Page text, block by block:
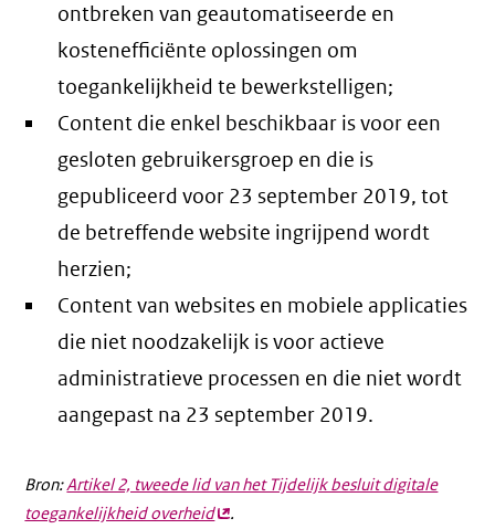
ontbreken van geautomatiseerde en
kostenefficiënte oplossingen om
toegankelijkheid te bewerkstelligen;
Content die enkel beschikbaar is voor een
gesloten gebruikersgroep en die is
gepubliceerd voor 23 september 2019, tot
de betreffende website ingrijpend wordt
herzien;
Content van websites en mobiele applicaties
die niet noodzakelijk is voor actieve
administratieve processen en die niet wordt
aangepast na 23 september 2019.
Bron:Artikel 2, tweede lid van het Tijdelijk besluit digitale
toegankelijkheid overheid(externe
.